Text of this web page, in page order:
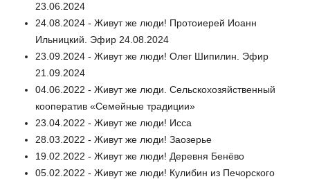
23.06.2024
24.08.2024 - Живут же люди! Протоиерей Иоанн
Ильницкий. Эфир 24.08.2024
23.09.2024 - Живут же люди! Олег Шипилин. Эфир
21.09.2024
04.06.2022 - Живут же люди. Сельскохозяйственный
кооператив «Семейные традиции»
23.04.2022 - Живут же люди! Исса
28.03.2022 - Живут же люди! Заозерье
19.02.2022 - Живут же люди! Деревня Бенёво
05.02.2022 - Живут же люди! Кулибин из Печорского